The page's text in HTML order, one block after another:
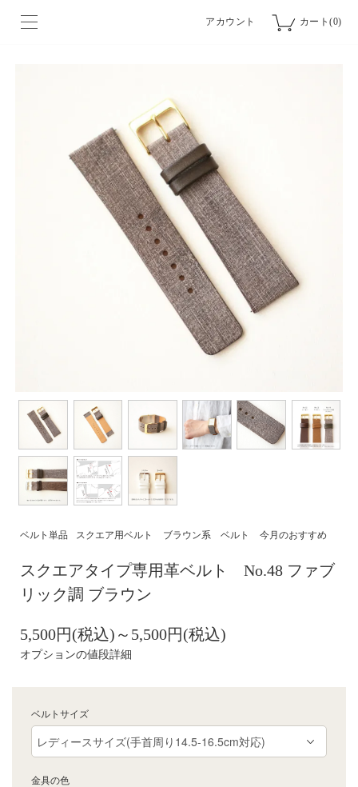
アカウント カート(0)
ベルト単品 スクエア用ベルト ブラウン系 ベルト 今月のおすすめ
スクエアタイプ専用革ベルト No.48 ファブ
リック調 ブラウン
5,500円(税込)～5,500円(税込)
オプションの値段詳細
ベルトサイズ
金具の色